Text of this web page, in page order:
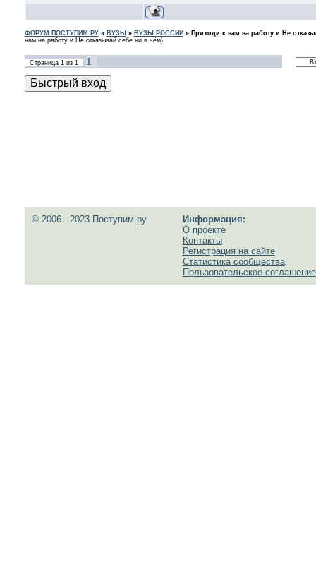
ФОРУМ ПОСТУПИМ.РУ» ВУЗЫ » ВУЗЫ РОССИИ » Приходи к нам на работу и Не
нам на работу и Не отказывай себе ни в чём)
Страница 1из 1 1
© 2006 - 2023 Поступим.ру
Информация:
О проекте
Контакты
Регистрация на сайте
Статистика сообщества
Пользовательское соглашение